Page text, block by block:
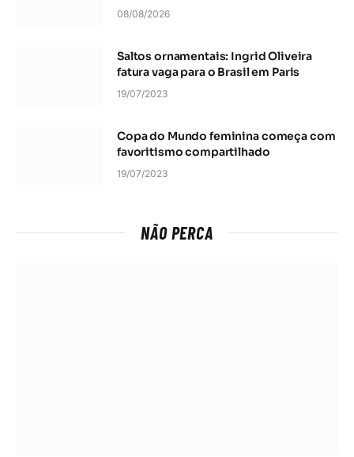
08/08/2026
Saltos ornamentais: Ingrid Oliveira
fatura vaga para o Brasil em Paris
19/07/2023
Copa do Mundo feminina começa com
favoritismo compartilhado
19/07/2023
NÃO PERCA